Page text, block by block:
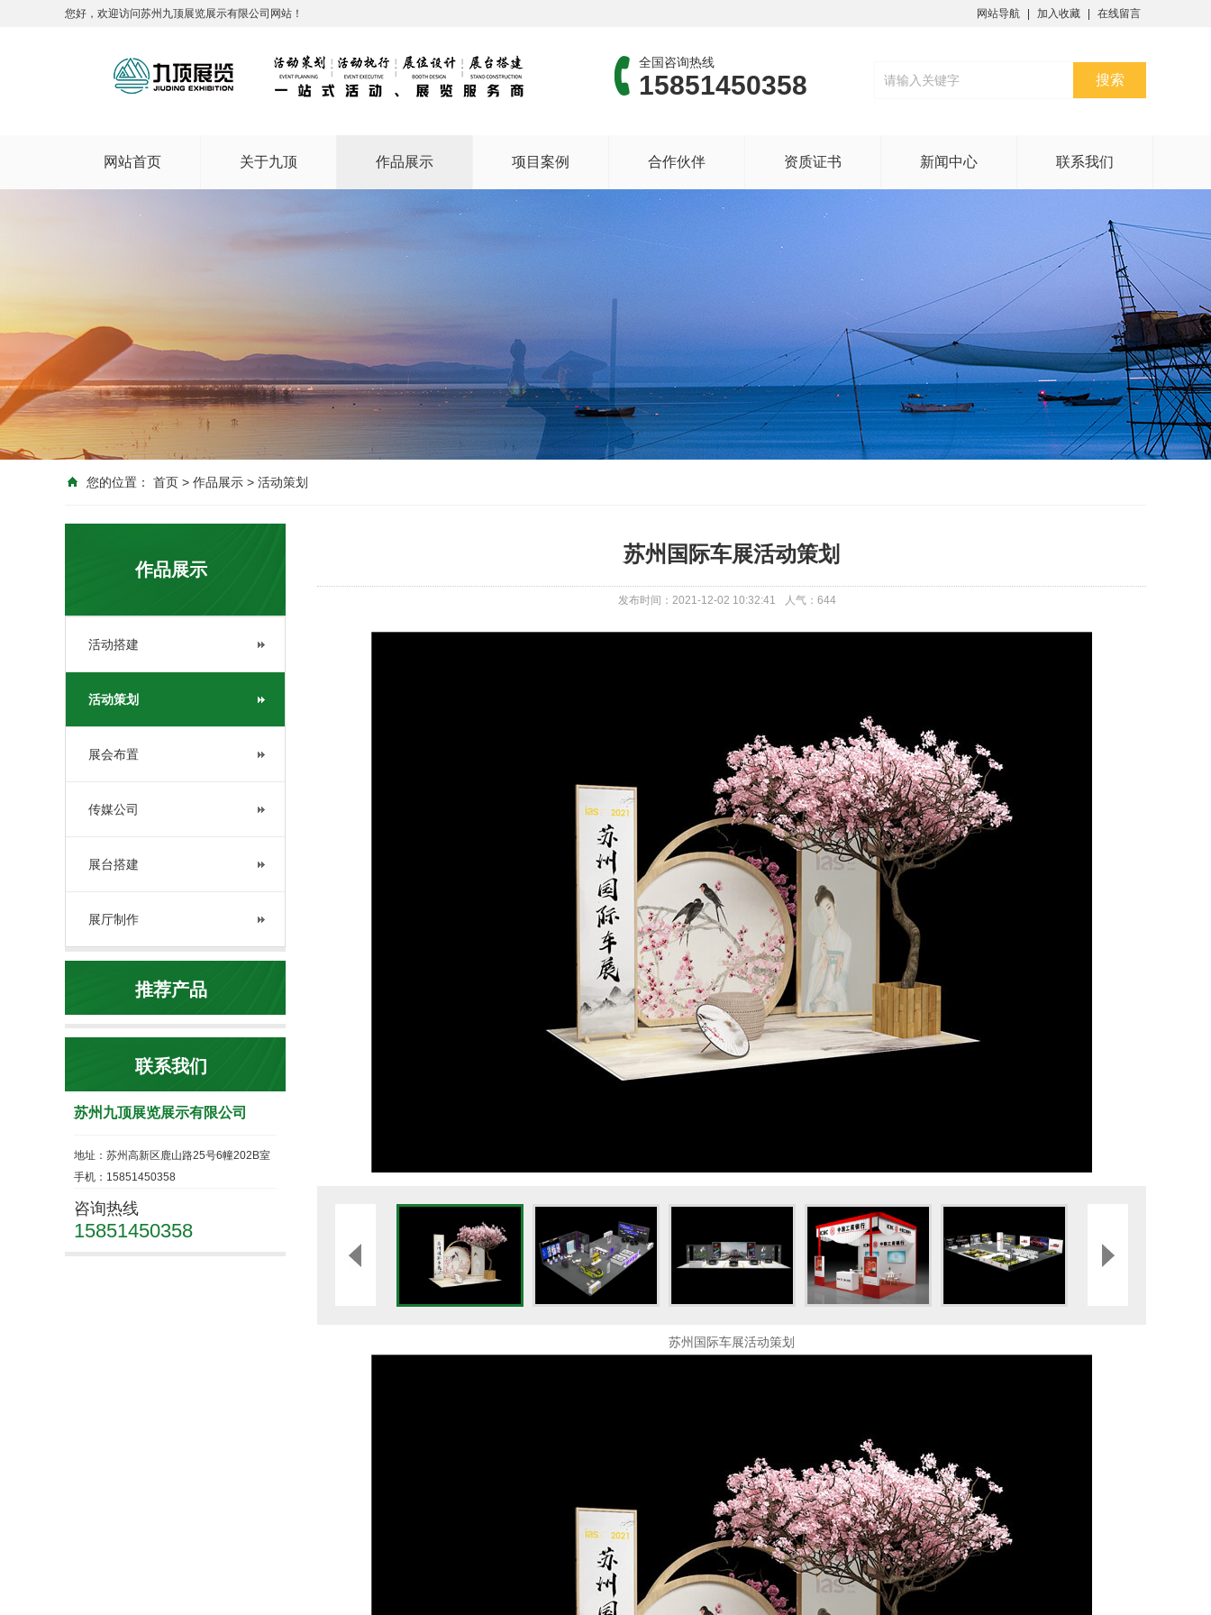
您好，欢迎访问苏州九顶展览展示有限公司网站！ 网站导航 加入收藏 在线留言
全国咨询热线
15851450358
网站首页 关于九顶 作品展示 项目案例 合作伙伴 资质证书 新闻中心 联系我们
您的位置： 首页 > 作品展示 > 活动策划
作品展示
活动搭建
活动策划
展会布置
传媒公司
展台搭建
展厅制作
推荐产品
联系我们
苏州九顶展览展示有限公司
地址：苏州高新区鹿山路25号6幢202B室
手机：15851450358
咨询热线
15851450358
苏州国际车展活动策划
发布时间：2021-12-02 10:32:41 人气： 644
苏州国际车展活动策划